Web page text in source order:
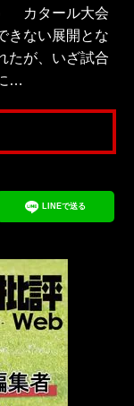
カタール大会
きない展開とな
たが、いざ試合
…
LINEで送る